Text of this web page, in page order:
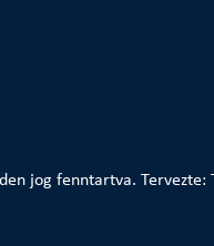
jog fenntartva. Tervezte: